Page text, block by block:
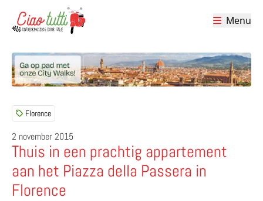
Menu
Florence
2 november 2015
Thuis in een prachtig appartement
aan het Piazza della Passera in
Florence